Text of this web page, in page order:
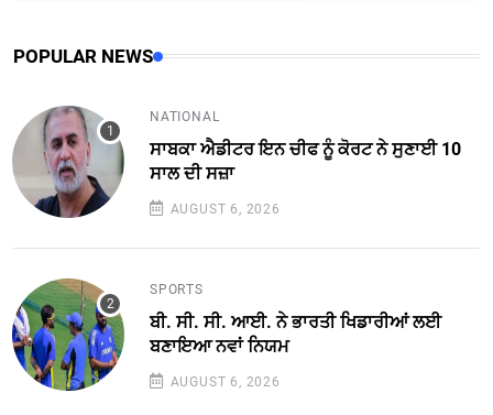
POPULAR NEWS
NATIONAL
ਸਾਬਕਾ ਐਡੀਟਰ ਇਨ ਚੀਫ ਨੂੰ ਕੋਰਟ ਨੇ ਸੁਣਾਈ 10
ਸਾਲ ਦੀ ਸਜ਼ਾ
AUGUST 6, 2026
SPORTS
ਬੀ. ਸੀ. ਸੀ. ਆਈ. ਨੇ ਭਾਰਤੀ ਖਿਡਾਰੀਆਂ ਲਈ
ਬਣਾਇਆ ਨਵਾਂ ਨਿਯਮ
AUGUST 6, 2026